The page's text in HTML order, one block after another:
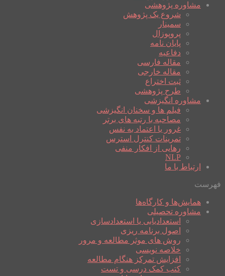
مشاوره پژوهشی
شروع یک پژوهش
سمینار
پروپوزال
پایان نامه
دفاعیه
مقاله فارسی
مقاله خارجی
ثبت اختراع
طرح پژوهشی
مشاوره انگیزشی
فیلم ها و سخنان انگیزشی
مصاحبه با رتبه های برتر
غرور یا اعتماد به نفس
تمرینات کنترل استرس
رهایی از افکار منفی
NLP
ارتباط با ما
فهرست
همایش‌ها و کارگاه‌ها
مشاوره تحصیلی
استعدادیابی یا استعدادسازی
اصول برنامه ریزی
روش های موثر مطالعه و مرور
خلاصه نویسی
افزایش تمرکز هنگام مطالعه
کتب کمک درسی و تست